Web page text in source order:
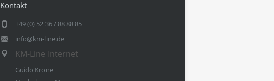
Kontakt
+49 (0) 52 36 / 88 88 85
info@km-line.de
KM-Line Internet
Guido Krone